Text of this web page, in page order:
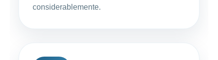
considerablemente.